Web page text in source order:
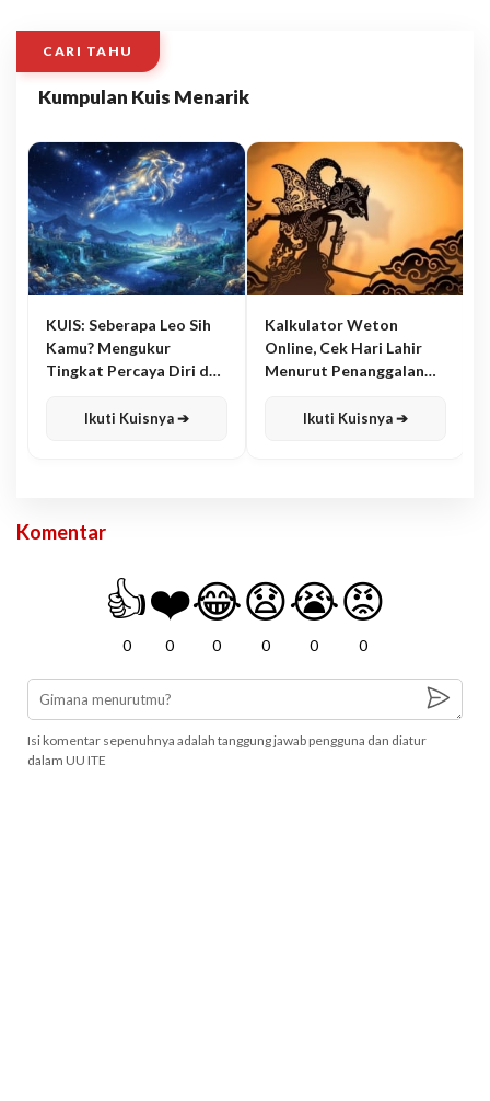
CARI TAHU
Kumpulan Kuis Menarik
KUIS: Seberapa Leo Sih
Kamu? Mengukur
Tingkat Percaya Diri dan
Ikuti Kuisnya ➔
Kalkulator Weton
Online, Cek Hari Lahir
Menurut Penanggalan
Ikuti Kuisnya ➔
Komentar
👍
0
❤️
0
😂
0
😧
0
😭
0
😡
0
Isi komentar sepenuhnya adalah tanggung jawab pengguna dan diatur
dalam UU ITE